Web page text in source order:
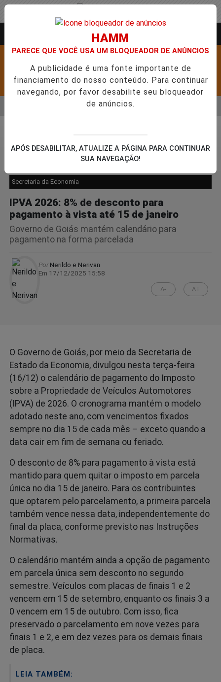
Pesquisar Notícia
5,1 MIL NOVAS VAGAS DO ALUGUEL SOCIAL EM 40
Secretaria da Economia
IPVA 2026: 8% de desconto para
pagamento à vista até 15 de janeiro
Governo de Goiás mantém calendário para
pagamento na forma parcelada
PorNerildo e Nerivan
Em 17/12/2025 15:58
A- A+
O Governo de Goiás, por meio da Secretaria de
Estado da Economia, divulgou nesta terça-feira
(16/12) o calendário de pagamento do Imposto
sobre a Propriedade de Veículos Automotores
(IPVA) de 2026. O cronograma mantém o modelo
adotado neste ano, com vencimentos fixados
sempre no dia 15 de cada mês – exceto quando a
data cair em fim de semana ou feriado.
O desconto de 8% para pagamento à vista está
mantido para quem quitar o imposto em parcela
única no dia 15 de janeiro. Para os contribuintes
que optarem pelo parcelamento, a primeira parcela
também vence nessa data, independentemente do
final da placa, conforme previsto nas Instruções
Normativas.
O calendário mantém ainda a opção de pagamento
em parcela única sem desconto no segundo
semestre. Veículos com placas de finais 1 e 2
vencem em 15 de setembro, enquanto os finais 3 a
0 vencem em 15 de outubro. Com isso, fica
preservado o parcelamento em nove vezes para
finais 1 e 2, e em dez vezes para os demais finais
de placa.
LEIA TAMBÉM:
HAMM
PARECE QUE VOCÊ USA UM BLOQUEADOR DE ANÚNCIOS
A publicidade é uma fonte importante de
financiamento do nosso conteúdo. Para continuar
navegando, por favor desabilite seu bloqueador
de anúncios.
APÓS DESABILITAR, ATUALIZE A PÁGINA PARA CONTINUAR
SUA NAVEGAÇÃO!